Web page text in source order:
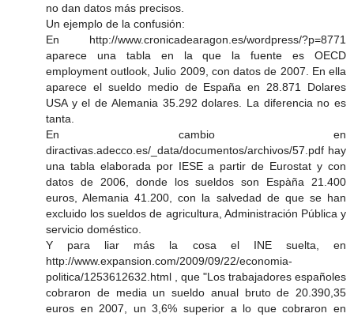
no dan datos más precisos.
Un ejemplo de la confusión:
En http://www.cronicadearagon.es/wordpress/?p=8771
aparece una tabla en la que la fuente es OECD
employment outlook, Julio 2009, con datos de 2007. En ella
aparece el sueldo medio de España en 28.871 Dolares
USA y el de Alemania 35.292 dolares. La diferencia no es
tanta.
En cambio en
diractivas.adecco.es/_data/documentos/archivos/57.pdf hay
una tabla elaborada por IESE a partir de Eurostat y con
datos de 2006, donde los sueldos son Espàña 21.400
euros, Alemania 41.200, con la salvedad de que se han
excluido los sueldos de agricultura, Administración Pública y
servicio doméstico.
Y para liar más la cosa el INE suelta, en
http://www.expansion.com/2009/09/22/economia-
politica/1253612632.html , que "Los trabajadores españoles
cobraron de media un sueldo anual bruto de 20.390,35
euros en 2007, un 3,6% superior a lo que cobraron en